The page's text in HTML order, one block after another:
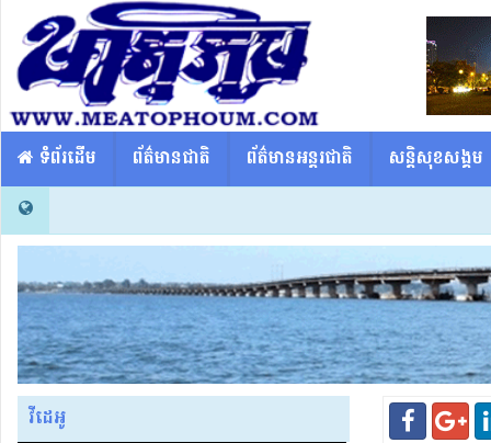
​​ ទំព័រដើម ព័ត៌មានជាតិ ព័ត៌មានអន្តរជាតិ សន្តិសុខសង្គម
វីដេអូ